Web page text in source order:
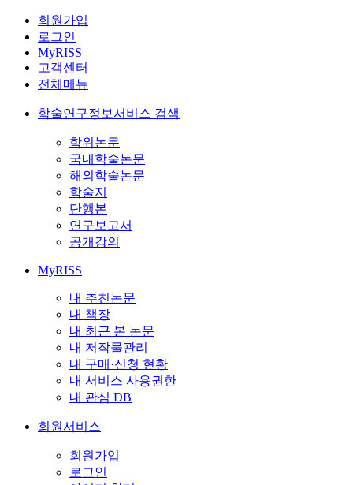
회원가입
로그인
MyRISS
고객센터
전체메뉴
학술연구정보서비스 검색
학위논문
국내학술논문
해외학술논문
학술지
단행본
연구보고서
공개강의
MyRISS
내 추천논문
내 책장
내 최근 본 논문
내 저작물관리
내 구매·신청 현황
내 서비스 사용권한
내 관심 DB
회원서비스
회원가입
로그인